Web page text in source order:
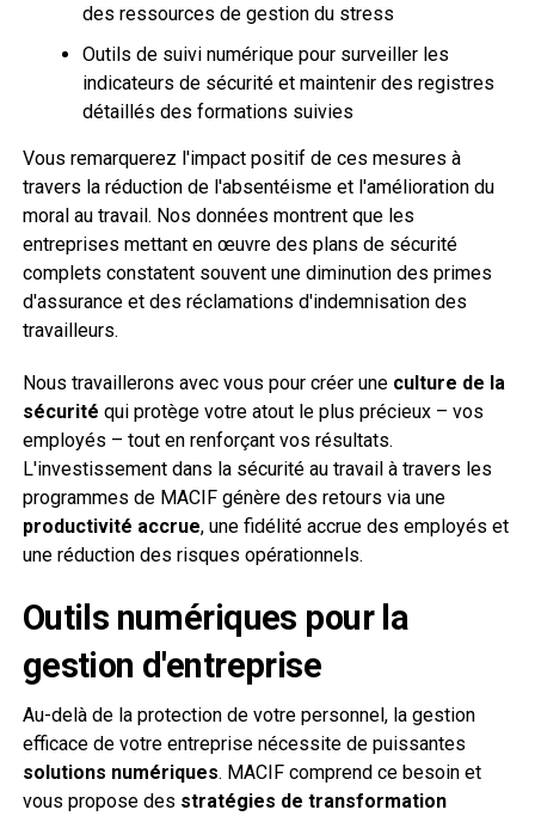
des ressources de gestion du stress
Outils de suivi numérique pour surveiller les
indicateurs de sécurité et maintenir des registres
détaillés des formations suivies
Vous remarquerez l'impact positif de ces mesures à
travers la réduction de l'absentéisme et l'amélioration du
moral au travail. Nos données montrent que les
entreprises mettant en œuvre des plans de sécurité
complets constatent souvent une diminution des primes
d'assurance et des réclamations d'indemnisation des
travailleurs.
Nous travaillerons avec vous pour créer une culture de la
sécurité qui protège votre atout le plus précieux – vos
employés – tout en renforçant vos résultats.
L'investissement dans la sécurité au travail à travers les
programmes de MACIF génère des retours via une
productivité accrue, une fidélité accrue des employés et
une réduction des risques opérationnels.
Outils numériques pour la
gestion d'entreprise
Au-delà de la protection de votre personnel, la gestion
efficace de votre entreprise nécessite de puissantes
solutions numériques. MACIF comprend ce besoin et
vous propose des stratégies de transformation